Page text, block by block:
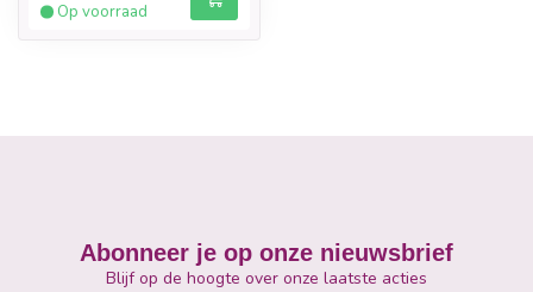
Op voorraad
Abonneer je op onze nieuwsbrief
Blijf op de hoogte over onze laatste acties